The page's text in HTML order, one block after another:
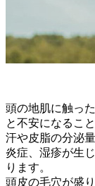
頭の地肌に触っ
と不安になるこ
汗や皮脂の分泌
炎症、湿疹が生
ります。
頭皮の毛穴が盛